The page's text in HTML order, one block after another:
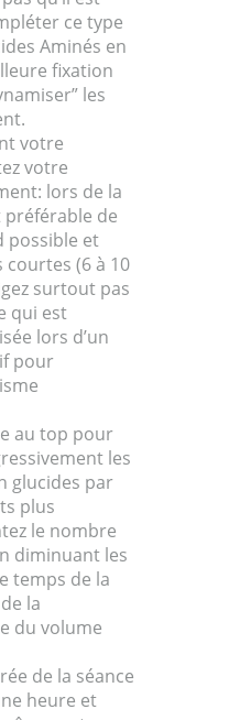
ce type
Aminés en
fixation
les
votre
votre
lors de la
préférable de
possible et
courtes (6 à 10
surtout pas
qui est
lors d’un
pour
au top pour
les
glucides par
plus
le nombre
diminuant les
temps de la
la
du volume
de la séance
heure et